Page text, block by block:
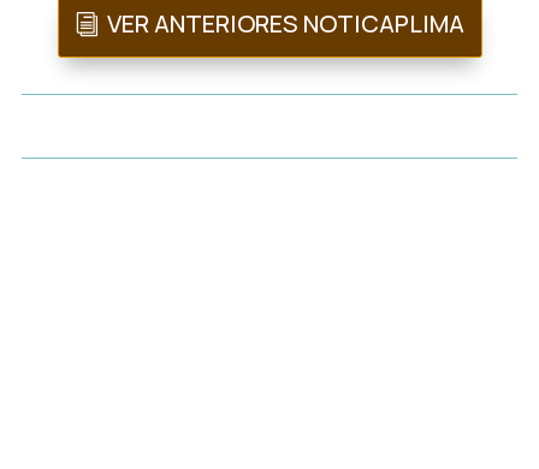
VER ANTERIORES NOTICAPLIMA